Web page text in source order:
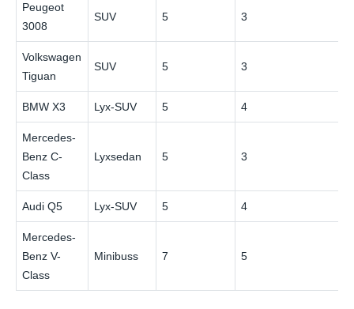
Peugeot
3008
SUV 5 3
Volkswagen
Tiguan
SUV 5 3
BMW X3 Lyx-SUV 5 4
Mercedes-
Benz C-
Class
Lyxsedan 5 3
Audi Q5 Lyx-SUV 5 4
Mercedes-
Benz V-
Class
Minibuss 7 5